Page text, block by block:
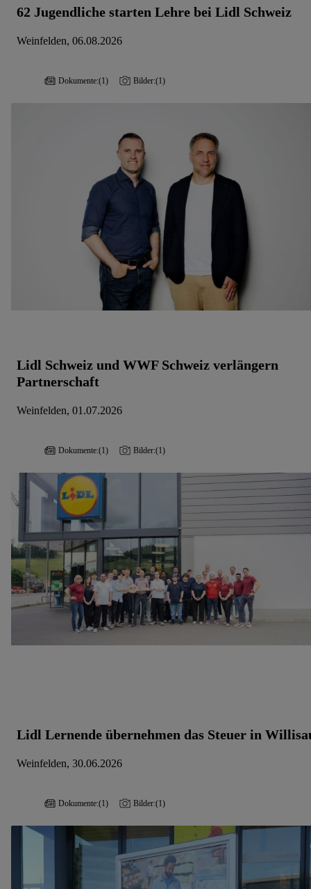
62 Jugendliche starten Lehre bei Lidl Schweiz
Weinfelden, 06.08.2026
Dokumente:(1) Bilder:(1)
Lidl Schweiz und WWF Schweiz verlängern
Partnerschaft
Weinfelden, 01.07.2026
Dokumente:(1) Bilder:(1)
Lidl Lernende übernehmen das Steuer in
Weinfelden, 30.06.2026
Dokumente:(1) Bilder:(1)